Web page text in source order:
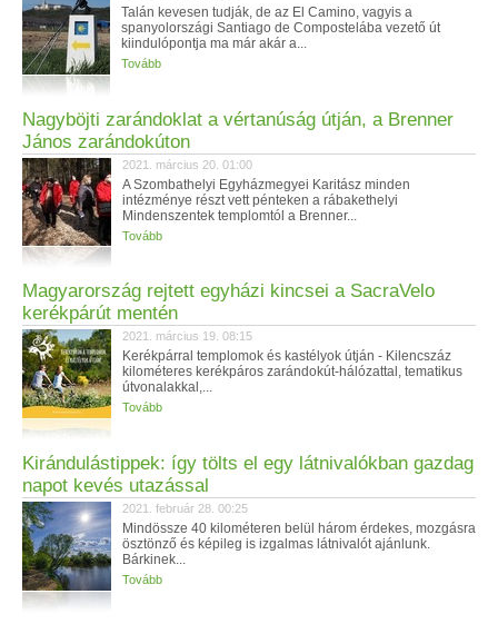
Talán kevesen tudják, de az El Camino, vagyis a
spanyolországi Santiago de Compostelába vezető út
kiindulópontja ma már akár a...
Tovább
Nagyböjti zarándoklat a vértanúság útján, a Brenner
János zarándokúton
2021. március 20. 01:00
A Szombathelyi Egyházmegyei Karitász minden
intézménye részt vett pénteken a rábakethelyi
Mindenszentek templomtól a Brenner...
Tovább
Magyarország rejtett egyházi kincsei a SacraVelo
kerékpárút mentén
2021. március 19. 08:15
Kerékpárral templomok és kastélyok útján - Kilencszáz
kilométeres kerékpáros zarándokút-hálózattal, tematikus
útvonalakkal,...
Tovább
Kirándulástippek: így tölts el egy látnivalókban gazdag
napot kevés utazással
2021. február 28. 00:25
Mindössze 40 kilométeren belül három érdekes, mozgásra
ösztönző és képileg is izgalmas látnivalót ajánlunk.
Bárkinek...
Tovább